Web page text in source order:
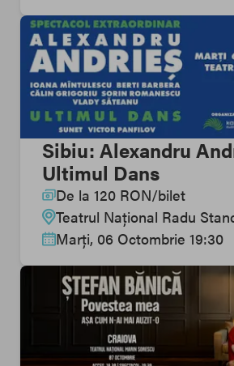
Sibiu: Alexandru
Ultimul Dans
De la 120 RON/bilet
Teatrul Național Radu
Marți, 06 Octombrie 19:30